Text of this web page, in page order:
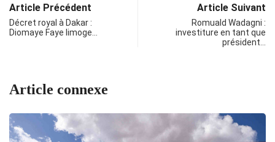
Article Précédent
Décret royal à Dakar :
Diomaye Faye limoge…
Article Suivant
Romuald Wadagni :
investiture en tant que
président…
Article connexe